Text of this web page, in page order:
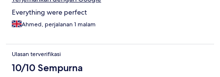
Everything were perfect
Ahmed, perjalanan 1 malam
Ulasan terverifikasi
10/10 Sempurna